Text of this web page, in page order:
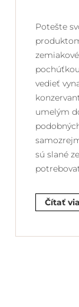
Potešte
vedieť
umelým
sú slané
Čítať